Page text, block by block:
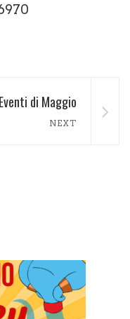
Eventi di Maggio
NEXT